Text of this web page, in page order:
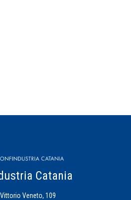
Catania
Veneto, 109